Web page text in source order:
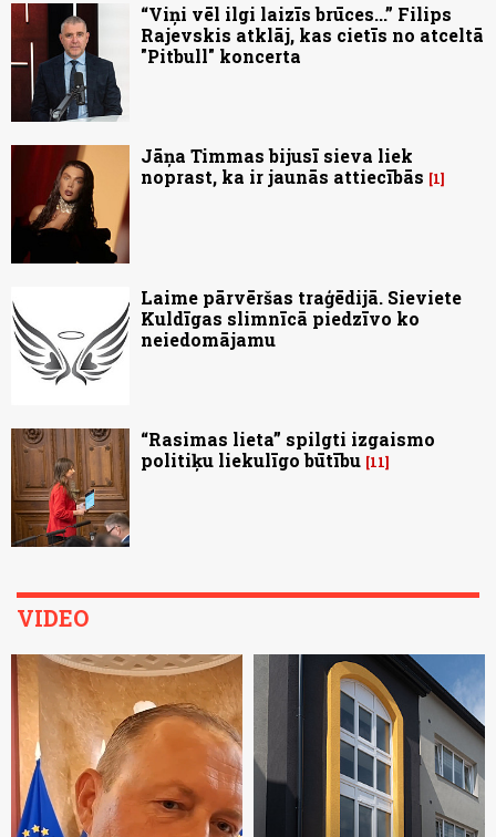
“Viņi vēl ilgi laizīs brūces...” Filips
Rajevskis atklāj, kas cietīs no atceltā
"Pitbull" koncerta
Jāņa Timmas bijusī sieva liek
noprast, ka ir jaunās attiecībās
1
Laime pārvēršas traģēdijā. Sieviete
Kuldīgas slimnīcā piedzīvo ko
neiedomājamu
“Rasimas lieta” spilgti izgaismo
politiķu liekulīgo būtību 11
VIDEO